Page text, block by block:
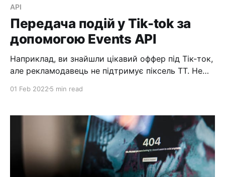
API
Передача подій у Tik-tok за
допомогою Events API
Наприклад, ви знайшли цікавий оффер під Тік-ток,
але рекламодавець не підтримує піксель ТТ. Не
передача подій у Tik-tok за допомогою Events API.
що вдалося виявити, так що у всьому довелось
розбиратись самостійно. Що
01 Feb 2022 5 min read